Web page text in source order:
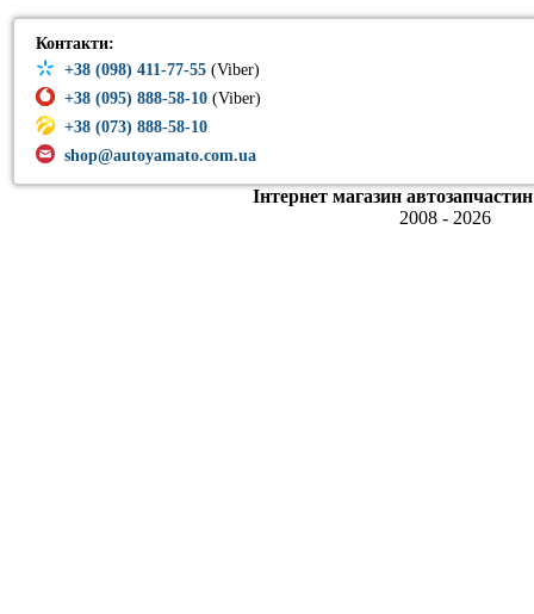
Контакти:
+38 (098) 411-77-55 (Viber)
+38 (095) 888-58-10 (Viber)
+38 (073) 888-58-10
shop@autoyamato.com.ua
Інтернет магазин
2008 - 2026